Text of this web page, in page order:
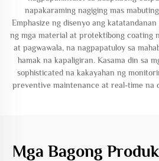
napakaraming nagiging mas
Emphasize ng disenyo ang
ng mga material at protektibong coating
at pagwawala, na nagpapatuloy sa
hamak na kapaligiran. Kasama din sa
sophisticated na kakayahan ng
preventive maintenance at real-time na
Mga Bagong